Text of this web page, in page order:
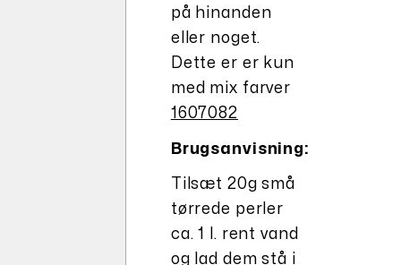
på hinanden
eller noget.
Dette er er kun
med mix farver
1607082
Brugsanvisning:
Tilsæt 20g små
tørrede perler
ca. 1 l. rent vand
og lad dem stå i